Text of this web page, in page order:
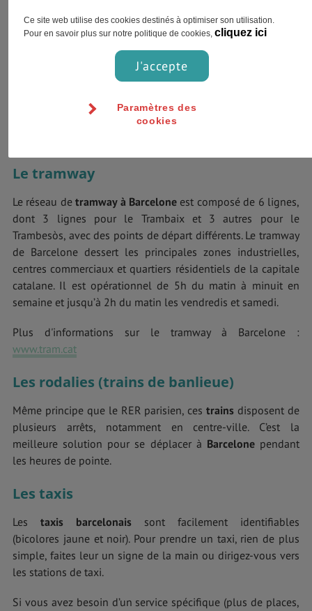
compagnie Transports Metropolitans de Barcelona.
compte un réseau d'autobus très dense qui
dessert la quasi-totalité de la ville. Ils commencent à
minutes. La nuit, ce sont les bus nocturnes (Nit Bus) qui
prennent le relais. Ceux-ci fonctionnent de 23h à 5h du
Le tramway
Le réseau detramway à Barcelone est composé de 6 lignes,
dont 3 lignes pour le Trambaix et 3 autres pour le
Trambesòs, avec des points de départ différents. Le tramway
de Barcelone dessert les principales zones industrielles,
centres commerciaux et quartiers résidentiels de la capitale
catalane. Il est opérationnel de 5h du matin à minuit en
semaine et jusqu’à 2h du matin les vendredis et samedi.
Plus d'informations sur le tramway à Barcelone :
www.tram.cat
Les rodalies (trains de banlieue)
Même principe que le RER parisien, cestrains disposent de
plusieurs arrêts, notamment en centre-ville. C’est la
meilleure solution pour se déplacer à Barcelonependant
les heures de pointe.
Les taxis
Les taxis barcelonais sont facilement identifiables
(bicolores jaune et noir). Pour prendre un taxi, rien de plus
simple, faites leur un signe de la main ou dirigez-vous vers
les stations de taxi.
Si vous avez besoin d’un service spécifique (plus de places,
Ce site web utilise des cookies destinés à optimiser son utilisation.
Pour en savoir plus sur notre politique de cookies, cliquez ici
J'accepte
Paramètres des
cookies